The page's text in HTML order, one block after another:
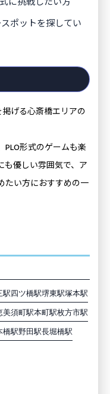
ポットを探してい
げる心斎橋エリアの
PLO形式のゲームも楽
も優しい雰囲気で、ア
たい方におすすめの一
駅四ツ橋駅堺東駅塚本駅
美須町駅本町駅枚方市駅
橋駅野田駅長堀橋駅